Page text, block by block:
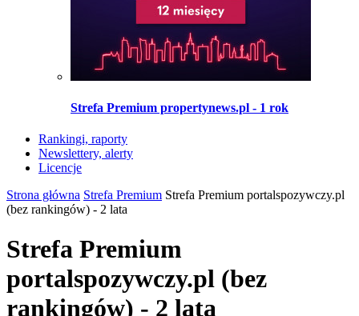
Strefa Premium propertynews.pl - 1 rok
Rankingi, raporty
Newslettery, alerty
Licencje
Strona główna Strefa Premium Strefa Premium portalspozywczy.pl
(bez rankingów) - 2 lata
Strefa Premium
portalspozywczy.pl (bez
rankingów) - 2 lata